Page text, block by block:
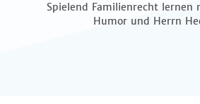
Spielend Familienrecht lernen
Humor und Herrn